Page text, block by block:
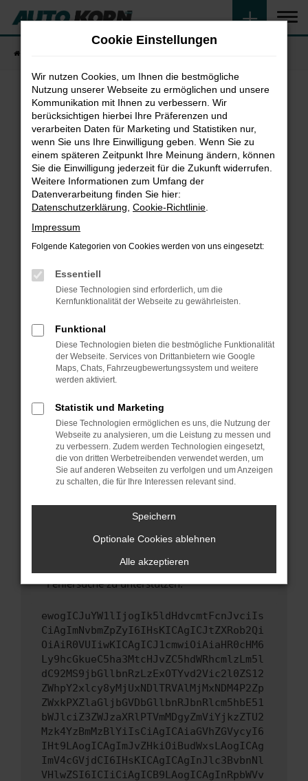
Zum
Hauptinhalt
Fehler: Network Error
Beim Laden ist ein Fehler aufgetreten.
Hier sind ein paar Tipps, die dir helfen können:
Überprüfe deine Firewall und deine
Internetverbindung.
Laden andere Webseiten, zum Beispiel deine
Suchmaschine?
Prüfe deine Browsererweiterungen.
können das Laden bestimmter Seiten
verhindern. Funktioniert die Seite in einem
Fenster?
Starte dein Gerät neu.
Das kann manchmal helfen, vorübergehende
Probleme zu beheben.
Betriebssystem auf dem neuesten Stand
sind.
Veraltete Software birgt nicht nur ein
Sicherheitsrisiko, sondern kann auch dazu
führen, dass bestimmte Funktionen nicht mehr
unterstützt werden.
Wende dich an den Webseitenbetreiber.
Wenn du alle oben genannten Schritte versucht
hast, kontaktiere uns bitte. Wir werden
uns diesen Text schicken, um uns bei der
Fehlersuche zu unterstützen:
ewogICJuYW1lIjogIk5ldHdvcmtFcnJvciIs
CiAgImNvbmZpZyI6IHsKICAgICJtZXRob2Qi
OiAiR0VUIiwKICAgICJ1cmwiOiAiaHR0cHM6
Ly9hcGkueC5ha3MtcHJvZC5hdWRhcmlzLm5l
dC92MS9jbGllbnRzLzExOTYvd2Vic2l0ZS12
ZWhpY2xlcy8yMjUxNDlTRVAlMjMxNDM4P2Zp
ZWxkPXZlaGljbGVDbGllbnRJbnRlcm5hbE51
bWJlciZ3ZWJzaXRlPTVmMDgyZmViYjkzZTU2
Mzk4YzBmMzBlYiIsCiAgICAiaGVhZGVycyI6
IHt9LAogICAgImJvZHkiOiBudWxsLAogICAg
ImV4cGVjdCI6IHsKICAgICAgInJlc3BvbnNl
VHlwZSI6ICIiCiAgICB9LAogICAgInRpbWVv
Cookie Einstellungen
Wir nutzen Cookies, um Ihnen die bestmögliche
Nutzung unserer Webseite zu ermöglichen und unsere
Kommunikation mit Ihnen zu verbessern. Wir
berücksichtigen hierbei Ihre Präferenzen und
verarbeiten Daten für Marketing und Statistiken nur,
wenn Sie uns Ihre Einwilligung geben. Wenn Sie zu
einem späteren Zeitpunkt Ihre Meinung ändern, können
Sie die Einwilligung jederzeit für die Zukunft widerrufen.
Weitere Informationen zum Umfang der
Datenverarbeitung finden Sie hier:
Datenschutzerklärung Cookie-Richtlinie
Impressum
Folgende Kategorien von Cookies werden von uns eingesetzt:
Essentiell
Diese Technologien sind erforderlich, um die
Kernfunktionalität der Webseite zu gewährleisten.
Funktional
Diese Technologien bieten die bestmögliche Funktionalität
der Webseite. Services von Drittanbietern wie Google
Maps, Chats, Fahrzeugbewertungssystem und weitere
werden aktiviert.
Statistik und Marketing
Diese Technologien ermöglichen es uns, die Nutzung der
Webseite zu analysieren, um die Leistung zu messen und
zu verbessern. Zudem werden Technologien eingesetzt,
die von dritten Werbetreibenden verwendet werden, um
Sie auf anderen Webseiten zu verfolgen und um Anzeigen
zu schalten, die für Ihre Interessen relevant sind.
Speichern
Optionale Cookies ablehnen
Alle akzeptieren